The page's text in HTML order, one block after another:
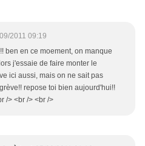
2011 09:19
ben en ce moement, on manque
j'essaie de faire monter le
ici aussi, mais on ne sait pas
repose toi bien aujourd'hui!!
/> <br /> <br />